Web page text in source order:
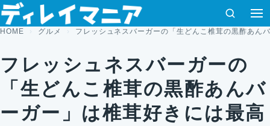
コンテンツへスキップ
検索
HOME グルメ フレッシュネスバーガーの「生どんこ椎茸の黒酢あん
フレッシュネスバーガーの
「生どんこ椎茸の黒酢あんバ
ーガー」は椎茸好きには最高